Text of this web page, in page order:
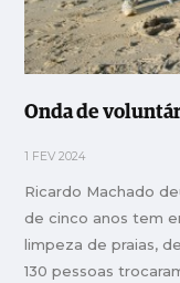
1 FEV 2024
Ricardo Machado
de cinco anos tem
limpeza de praias,
130 pessoas